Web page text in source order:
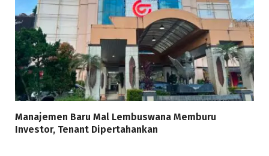
Manajemen Baru Mal Lembuswana Memburu
Investor, Tenant Dipertahankan